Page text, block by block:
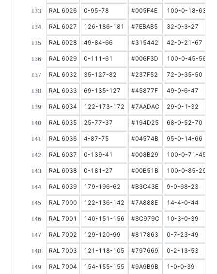
RAL 6026 0-95-78 #005F4E 100-0-18-63
RAL 6027 126-186-181 #7EBAB5 32-0-3-27
RAL 6028 49-84-66 #315442 42-0-21-67
RAL 6029 0-111-61 #006F3D 100-0-45-56
RAL 6032 35-127-82 #237F52 72-0-35-50
RAL 6033 69-135-127 #45877F 49-0-6-47
RAL 6034 122-173-172 #7AADAC 29-0-1-32
RAL 6035 25-77-37 #194D25 68-0-52-70
RAL 6036 4-87-75 #04574B 95-0-14-66
RAL 6037 0-139-41 #008B29 100-0-71-45
RAL 6038 0-181-27 #00B51B 100-0-85-29
RAL 6039 179-196-62 #B3C43E 9-0-68-23
RAL 7000 122-136-142 #7A888E 14-4-0-44
RAL 7001 140-151-156 #8C979C 10-3-0-39
RAL 7002 129-120-99 #817863 0-7-23-49
RAL 7003 121-118-105 #797669 0-2-13-53
RAL 7004 154-155-155 #9A9B9B 1-0-0-39